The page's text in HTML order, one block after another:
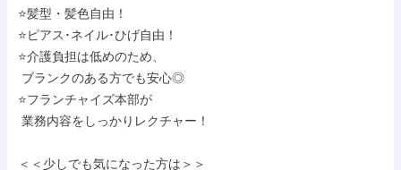
⭐髪型・髪色自由！
⭐ピアス･ネイル･ひげ自由！
⭐介護負担は低めのため、
⭐フランチャイズ本部が
＜＜少しでも気になった方は＞＞